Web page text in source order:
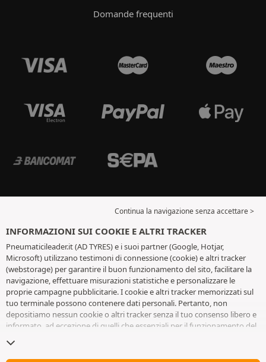
Domande frequenti
Continua la navigazione senza accettare >
INFORMAZIONI SUI COOKIE E ALTRI TRACKER
Pneumaticileader.it (AD TYRES) e i suoi partner (Google, Hotjar,
Microsoft) utilizzano testimoni di connessione (cookie) e altri tracker
(webstorage) per garantire il buon funzionamento del sito, facilitare la
navigazione, effettuare misurazioni statistiche e personalizzare le
proprie campagne pubblicitarie. I cookie e altri tracker memorizzati sul
tuo terminale possono contenere dati personali. Pertanto, non
depositiamo nessun cookie o altri tracker senza il tuo consenso libero e
informato, ad eccezione di quelli che essenziali per il funzionamento del
in qualsiasi momento andando alla
scegliere di continuare a navigare senza accettare il deposito di cookie o